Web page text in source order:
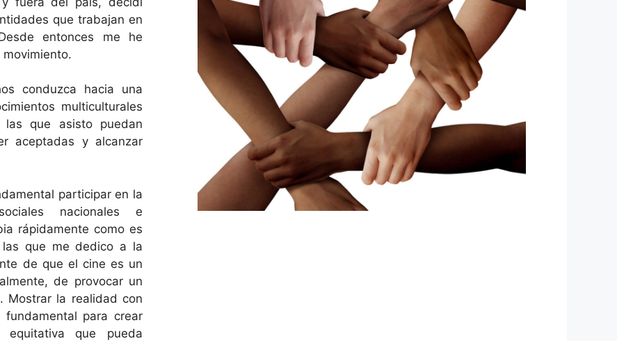
que trabajan en
entonces me he
conduzca hacia una
multiculturales
que asisto puedan
aceptadas y alcanzar
participar en la
nacionales e
rápidamente como es
que me dedico a la
de que el cine es un
de provocar un
Mostrar la realidad con
para crear
que pueda